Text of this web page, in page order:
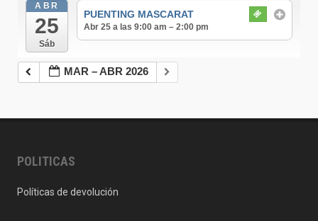
ABR
25
Sáb
PUENTING MASCARAT
Abr 25 a las 9:00 am – 2:00 pm
MAR – ABR 2026
POLITICAS
Políticas de devolución